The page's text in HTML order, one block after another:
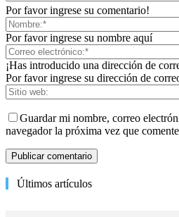
Por favor ingrese su comentario!
Por favor ingrese su nombre aquí
¡Has introducido una dirección de
Por favor ingrese su dirección de
Guardar mi nombre, correo
navegador la próxima vez que
Últimos artículos